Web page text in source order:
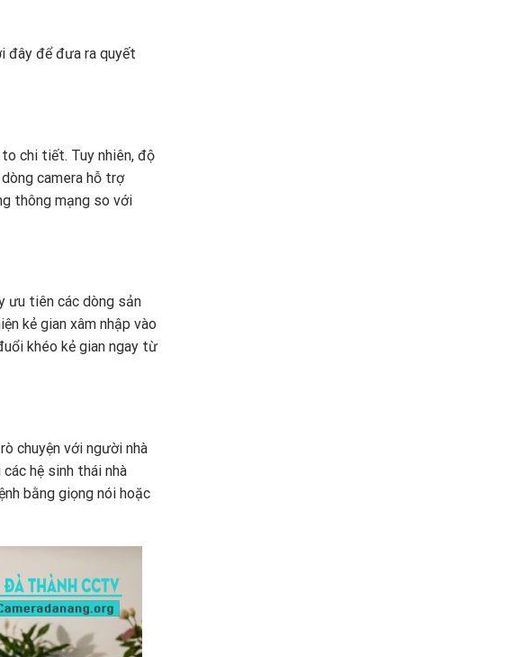
đây để đưa ra quyết
chi tiết. Tuy nhiên, độ
camera hỗ trợ
thông mạng so với
ưu tiên các dòng sản
kẻ gian xâm nhập vào
khéo kẻ gian ngay từ
chuyện với người nhà
hệ sinh thái nhà
bằng giọng nói hoặc